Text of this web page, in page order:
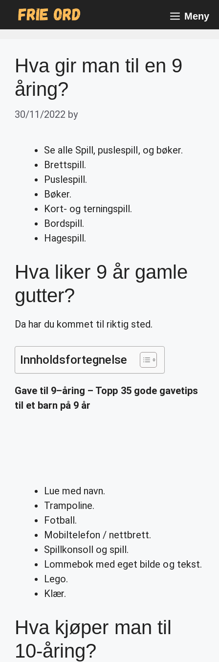
Meny
Hva gir man til en 9
åring?
30/11/2022 by
Se alle Spill, puslespill, og bøker.
Brettspill.
Puslespill.
Bøker.
Kort- og terningspill.
Bordspill.
Hagespill.
Hva liker 9 år gamle
gutter?
Da har du kommet til riktig sted.
Innholdsfortegnelse
Gave til 9–åring – Topp 35 gode gavetips
til et barn på 9 år
Lue med navn.
Trampoline.
Fotball.
Mobiltelefon / nettbrett.
Spillkonsoll og spill.
Lommebok med eget bilde og tekst.
Lego.
Klær.
Hva kjøper man til
10-åring?